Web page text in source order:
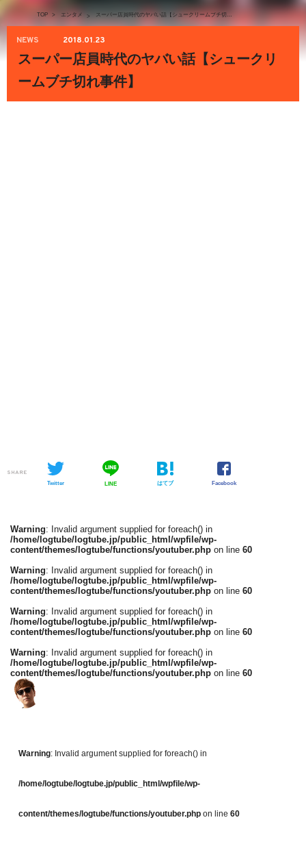
TOP > エンタメ > スーパー店員時代のヤバい話【シュークリームブチ切れ事件】
NEWS 2018.01.23
スーパー店員時代のヤバい話【シュークリ
ームブチ切れ事件】
SHARE
Twitter LINE はてブ Facebook
Warning: Invalid argument supplied for foreach() in
/home/logtube/logtube.jp/public_html/wpfile/wp-
content/themes/logtube/functions/youtuber.php on line 60
Warning: Invalid argument supplied for foreach() in
/home/logtube/logtube.jp/public_html/wpfile/wp-
content/themes/logtube/functions/youtuber.php on line 60
Warning: Invalid argument supplied for foreach() in
/home/logtube/logtube.jp/public_html/wpfile/wp-
content/themes/logtube/functions/youtuber.php on line 60
Warning: Invalid argument supplied for foreach() in
/home/logtube/logtube.jp/public_html/wpfile/wp-
content/themes/logtube/functions/youtuber.php on line 60
Warning: Invalid argument supplied for foreach() in
/home/logtube/logtube.jp/public_html/wpfile/wp-
content/themes/logtube/functions/youtuber.php on line 60